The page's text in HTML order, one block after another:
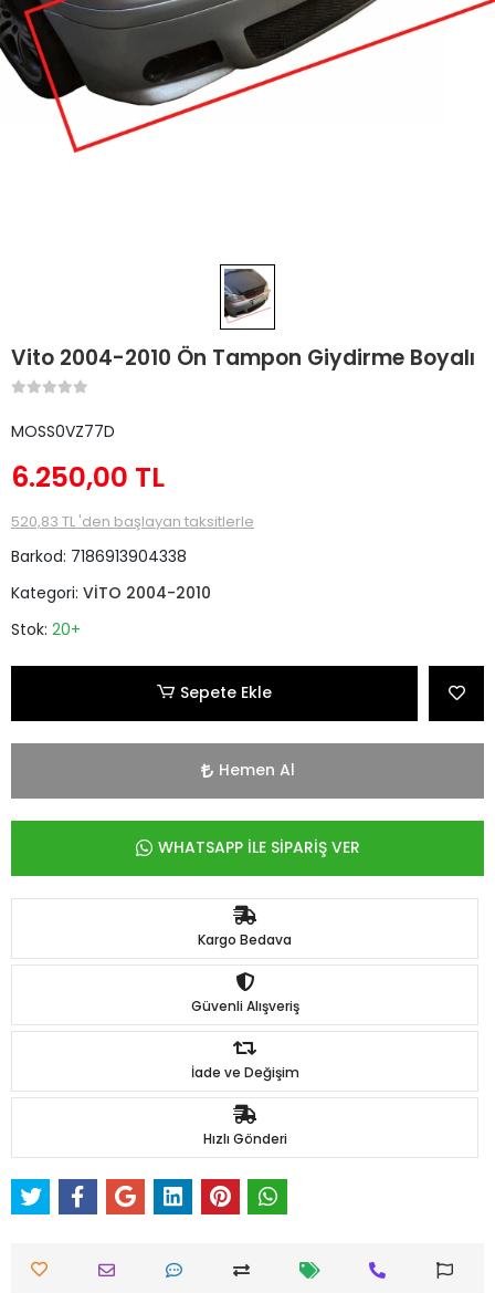
Vito 2004-2010 Ön Tampon Giydirme Boyalı
MOSS0VZ77D
6.250,00 TL
520,83 TL 'den başlayan taksitlerle
Barkod: 7186913904338
Kategori: VİTO 2004-2010
Stok: 20+
Sepete Ekle
Hemen Al
WHATSAPP İLE SİPARİŞ VER
Kargo Bedava
Güvenli Alışveriş
İade ve Değişim
Hızlı Gönderi